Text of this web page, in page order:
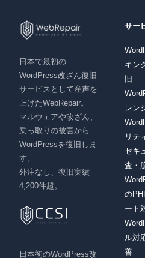
日本で最初の
WordPress改ざん復旧
サービスとして産声を
上げたWebRepair。
マルウェアや改ざん、
乗っ取りの被害から
WordPressを復旧しま
す。
外注なし、復旧実績
4,200件超。
日本初のWordPress改
サー
キン
旧
レン
リテ
セキ
査・
の
ート
ル対
善